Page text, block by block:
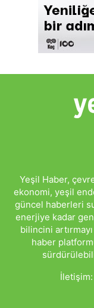
Yeşil Haber,
ekonomi, yeşil
güncel haberleri
enerjiye kadar
bilincini
haber
İletişim: